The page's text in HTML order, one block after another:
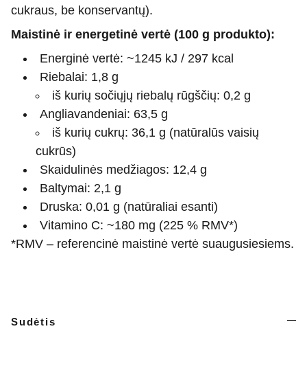
cukraus, be konservantų).
Maistinė ir energetinė vertė (100 g produkto):
Energinė vertė: ~1245 kJ / 297 kcal
Riebalai: 1,8 g
iš kurių sočiųjų riebalų rūgščių: 0,2 g
Angliavandeniai: 63,5 g
iš kurių cukrų: 36,1 g (natūralūs vaisių
cukrūs)
Skaidulinės medžiagos: 12,4 g
Baltymai: 2,1 g
Druska: 0,01 g (natūraliai esanti)
Vitamino C: ~180 mg (225 % RMV*)
*RMV – referencinė maistinė vertė suaugusiesiems.
Sudėtis